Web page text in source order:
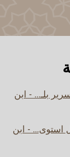
بلـ... - ابن
استوى... - ابن